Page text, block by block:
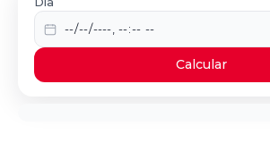
Calcular